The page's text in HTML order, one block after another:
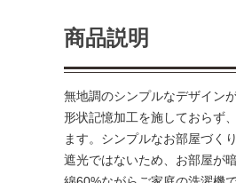
商品説明
無地調のシンプルなデザイン
形状記憶加工を施しておらず
ます。シンプルなお部屋づく
遮光ではないため、お部屋が